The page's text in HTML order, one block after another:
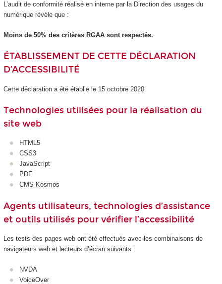
L’audit de conformité réalisé en interne par la Direction des usages du
numérique révèle que :
Moins de 50% des critères RGAA sont respectés.
ÉTABLISSEMENT DE CETTE DÉCLARATION
D’ACCESSIBILITÉ
Cette déclaration a été établie le 15 octobre 2020.
Technologies utilisées pour la réalisation du
site web
HTML5
CSS3
JavaScript
PDF
CMS Kosmos
Agents utilisateurs, technologies d’assistance
et outils utilisés pour vérifier l’accessibilité
Les tests des pages web ont été effectués avec les combinaisons de
navigateurs web et lecteurs d’écran suivants :
NVDA
VoiceOver